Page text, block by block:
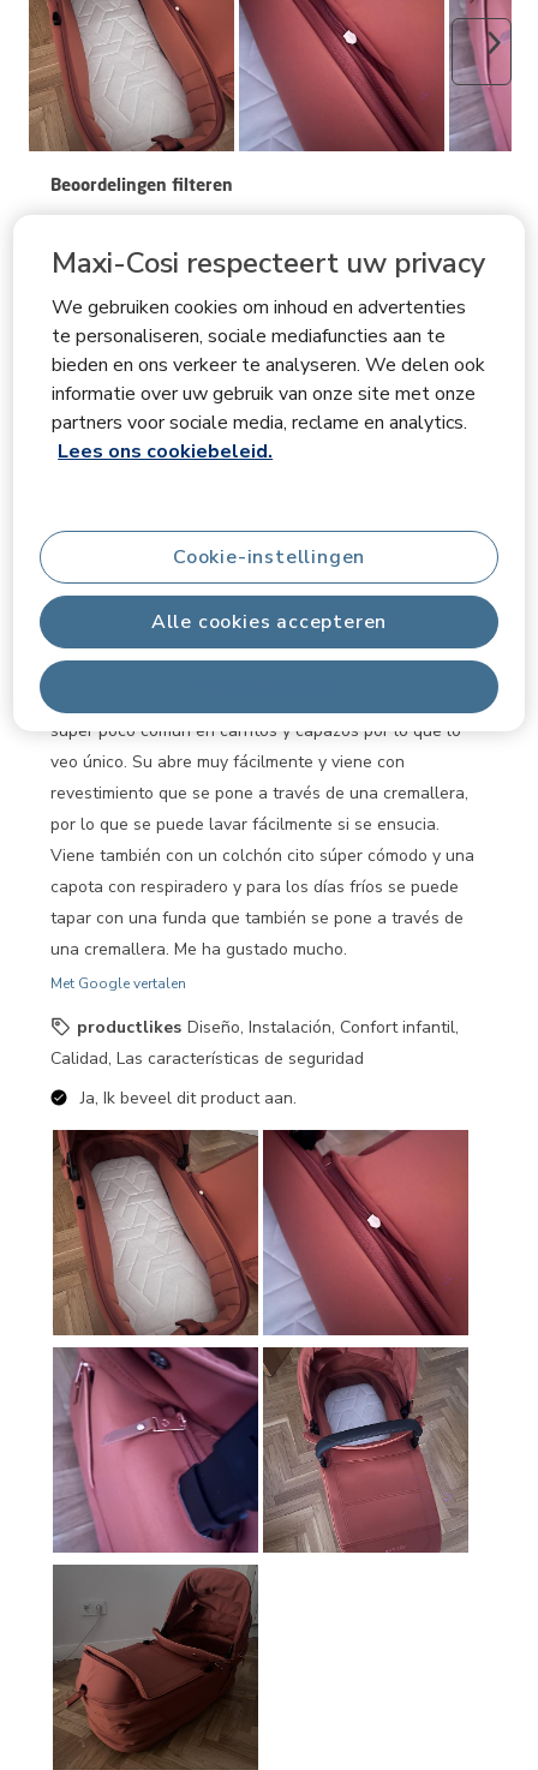
Maxi-Cosi respecteert uw privacy
We gebruiken cookies om inhoud en advertenties
te personaliseren, sociale mediafuncties aan te
bieden en ons verkeer te analyseren. We delen ook
informatie over uw gebruik van onze site met onze
partners voor sociale media, reclame en analytics.
Lees ons cookiebeleid.
Alle cookies accepteren
Cookie-instellingen
Beoordelingen filteren
Relevantiegegevens
Filters
Sorteren op
Meest relevant
25
Beoordelingen.
1– 3 van 25 Beoordelingen
5 van 5 sterren.
Capazo comodísimo para pasear a tu bebé
PRODUCTTESTER-BEOORDELING
5 maanden geleden
súper poco común en carritos y capazos por lo que lo
veo único. Su abre muy fácilmente y viene con
revestimiento que se pone a través de una cremallera,
por lo que se puede lavar fácilmente si se ensucia.
Viene también con un colchón cito súper cómodo y una
capota con respiradero y para los días fríos se puede
tapar con una funda que también se pone a través de
una cremallera. Me ha gustado mucho.
Met Google vertalen
productlikes Diseño, Instalación, Confort infantil,
Calidad, Las características de seguridad
Ja, Ik beveel dit product aan.